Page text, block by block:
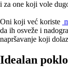
i za one koji vole
Oni koji već koriste
da ih osveže i
napršavanje koji
Idealan